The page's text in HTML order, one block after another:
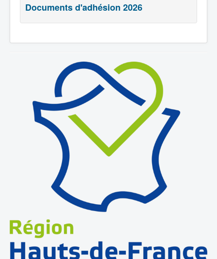
Documents d'adhésion 2026